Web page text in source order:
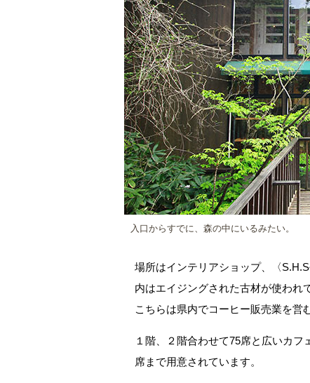
入口からすでに、森の中にいるみたい。
場所はインテリアショップ、〈
内はエイジングされた古材が使われ
こちらは県内でコーヒー販売業を営
１階、２階合わせて75席と広いカ
席まで用意されています。